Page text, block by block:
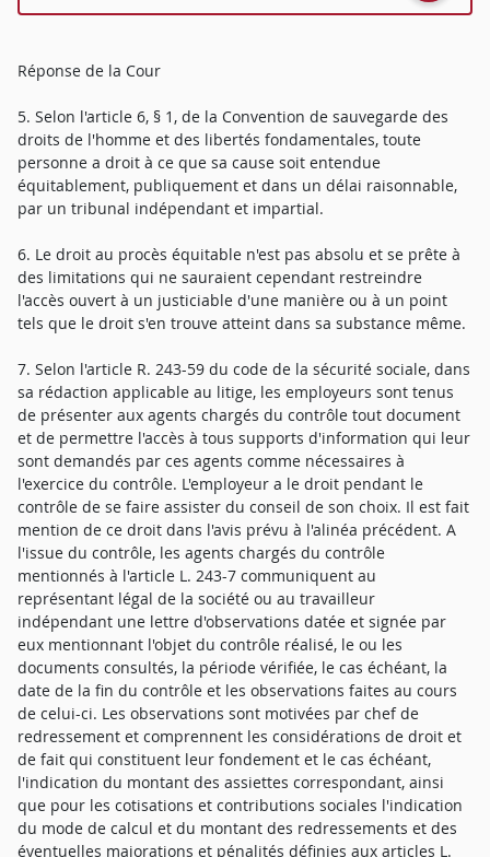
Réponse de la Cour
5. Selon l'article 6, § 1, de la Convention de sauvegarde des
droits de l'homme et des libertés fondamentales, toute
personne a droit à ce que sa cause soit entendue
équitablement, publiquement et dans un délai raisonnable,
par un tribunal indépendant et impartial.
6. Le droit au procès équitable n'est pas absolu et se prête à
des limitations qui ne sauraient cependant restreindre
l'accès ouvert à un justiciable d'une manière ou à un point
tels que le droit s'en trouve atteint dans sa substance même.
7. Selon l'article R. 243-59 du code de la sécurité sociale, dans
sa rédaction applicable au litige, les employeurs sont tenus
de présenter aux agents chargés du contrôle tout document
et de permettre l'accès à tous supports d'information qui leur
sont demandés par ces agents comme nécessaires à
l'exercice du contrôle. L'employeur a le droit pendant le
contrôle de se faire assister du conseil de son choix. Il est fait
mention de ce droit dans l'avis prévu à l'alinéa précédent. A
l'issue du contrôle, les agents chargés du contrôle
mentionnés à l'article L. 243-7 communiquent au
représentant légal de la société ou au travailleur
indépendant une lettre d'observations datée et signée par
eux mentionnant l'objet du contrôle réalisé, le ou les
documents consultés, la période vérifiée, le cas échéant, la
date de la fin du contrôle et les observations faites au cours
de celui-ci. Les observations sont motivées par chef de
redressement et comprennent les considérations de droit et
de fait qui constituent leur fondement et le cas échéant,
l'indication du montant des assiettes correspondant, ainsi
que pour les cotisations et contributions sociales l'indication
du mode de calcul et du montant des redressements et des
éventuelles majorations et pénalités définies aux articles L.